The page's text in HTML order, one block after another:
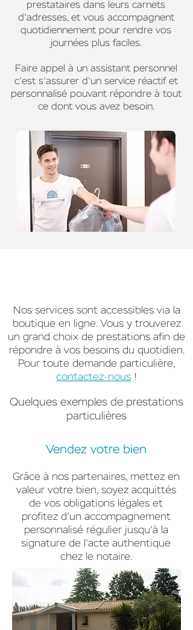
prestataires dans leurs carnets
d'adresses, et vous accompagnent
quotidiennement pour rendre vos
journées plus faciles.
Faire appel à un assistant personnel
c'est s'assurer d'un service réactif et
personnalisé pouvant répondre à tout
ce dont vous avez besoin.
Nos services sont accessibles via la
boutique en ligne. Vous y trouverez
un grand choix de prestations afin de
répondre à vos besoins du quotidien.
Pour toute demande particulière,
contactez-nous !
Quelques exemples de prestations
particulières
Vendez votre bien
Grâce à nos partenaires, mettez en
valeur votre bien, soyez acquittés
de vos obligations légales et
profitez d'un accompagnement
personnalisé régulier jusqu'à la
signature de l'acte authentique
chez le notaire.